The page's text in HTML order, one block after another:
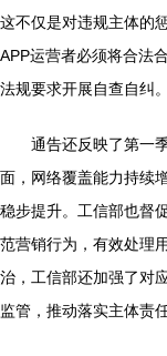
这不仅是对违规主体的
APP运营者必须将合法
法规要求开展自查自纠。
通告还反映了第一
面，网络覆盖能力持续
稳步提升。工信部也督
范营销行为，有效处理
治，工信部还加强了对
监管，推动落实主体责